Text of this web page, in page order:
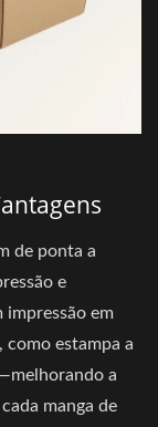
de ponta a
e
impressão em
como estampa a
a
manga de